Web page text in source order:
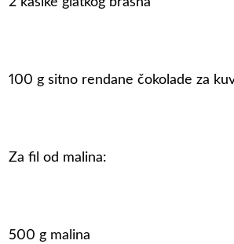
100 g sitno rendane čokolade za
Za fil od malina:
500 g malina